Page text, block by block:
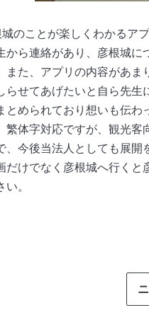
城のことが楽しくわかるア
から連絡があり、彦根城
また、アプリの内容があ
らせてあげたいと自ら先
められており想いも伝わ
繁体字対応ですが、観光
、今後当法人としても展開
だけでなく彦根城へ行く
。